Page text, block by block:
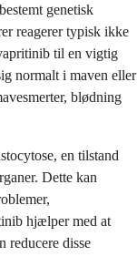
genetisk
reagerer typisk ikke
til en vigtig
normalt i maven eller
blødning
en tilstand
Dette kan
hjælper med at
reducere disse